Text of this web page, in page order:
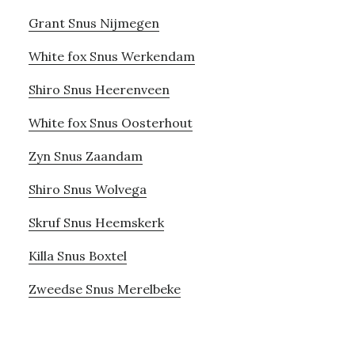
Grant Snus Nijmegen
White fox Snus Werkendam
Shiro Snus Heerenveen
White fox Snus Oosterhout
Zyn Snus Zaandam
Shiro Snus Wolvega
Skruf Snus Heemskerk
Killa Snus Boxtel
Zweedse Snus Merelbeke